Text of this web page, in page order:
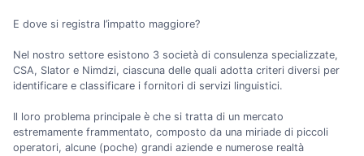
E dove si registra l’impatto maggiore?
Nel nostro settore esistono 3 società di consulenza specializzate,
CSA, Slator e Nimdzi, ciascuna delle quali adotta criteri diversi per
identificare e classificare i fornitori di servizi linguistici.
Il loro problema principale è che si tratta di un mercato
estremamente frammentato, composto da una miriade di piccoli
operatori, alcune (poche) grandi aziende e numerose realtà